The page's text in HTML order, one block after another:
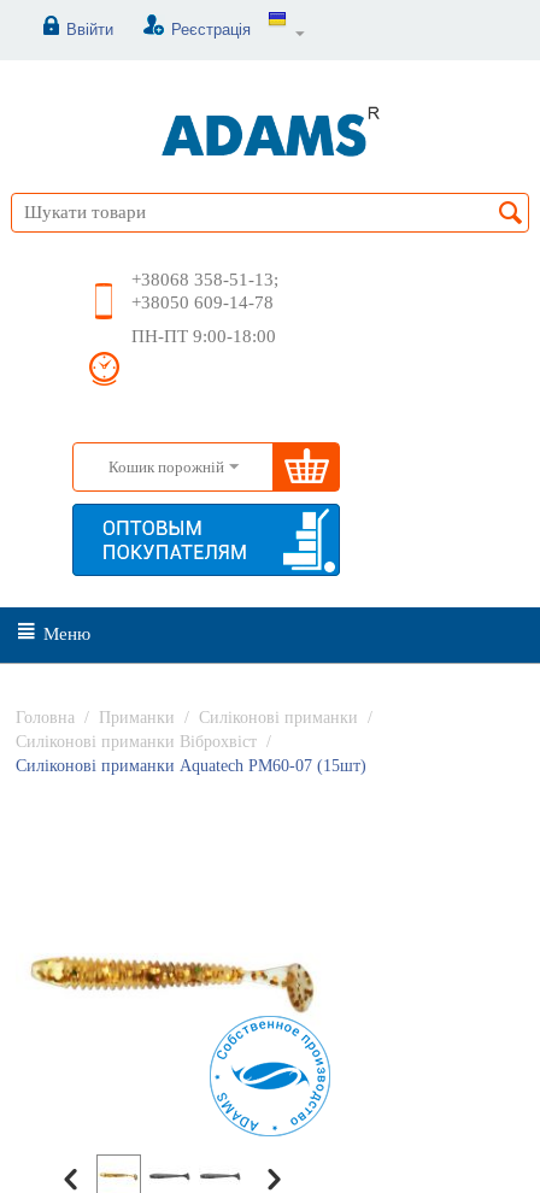
Ввійти Реєстрація
+38068 358-51-13;
+38050 609-14-78
ПН-ПТ 9:00-18:00
Кошик порожній
Меню
Головна / Приманки / Силіконові приманки
/
Силіконові приманки Віброхвіст /
Силіконові приманки Aquatech PM60-07 (15шт)